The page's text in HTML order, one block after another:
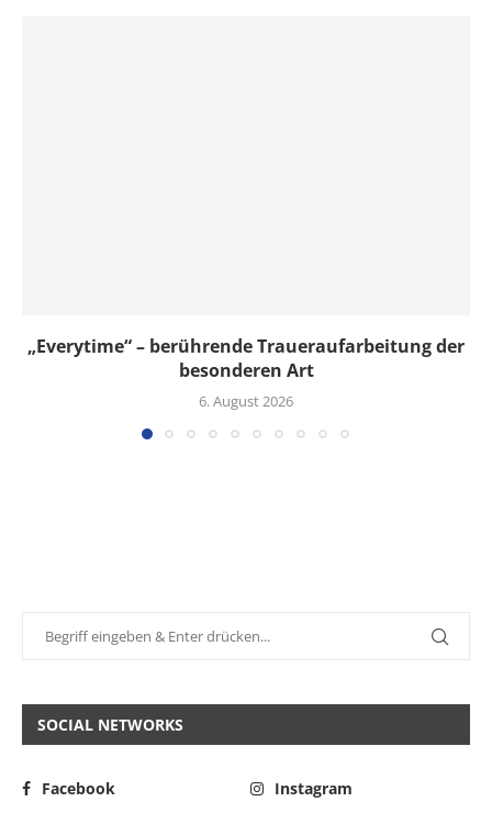
„Everytime“ – berührende Traueraufarbeitung der
besonderen Art
6. August 2026
SOCIAL NETWORKS
Facebook
Instagram